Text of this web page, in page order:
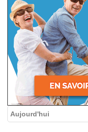
Aujourd'hui